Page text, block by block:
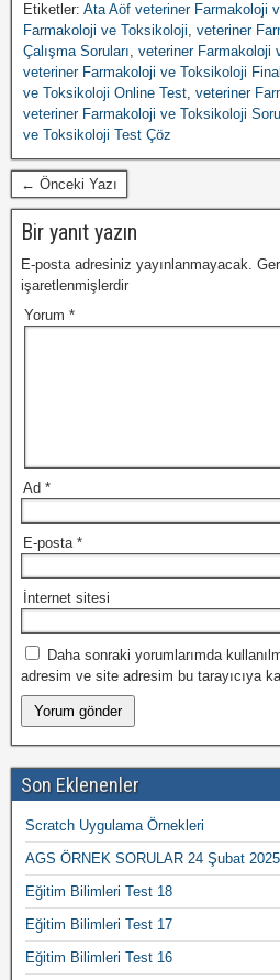
Etiketler: Ata Aöf veteriner Farmakoloji
Farmakoloji ve Toksikoloji, veteriner
Çalışma Soruları, veteriner Farmakoloji
veteriner Farmakoloji ve Toksikoloji
ve Toksikoloji Online Test, veteriner
veteriner Farmakoloji ve Toksikoloji
ve Toksikoloji Test Çöz
← Önceki Yazı
Bir yanıt yazın
E-posta adresiniz yayınlanmayacak.
işaretlenmişlerdir
Yorum *
Ad *
E-posta *
İnternet sitesi
Daha sonraki yorumlarımda
adresim ve site adresim bu tarayıcıya
Son Eklenenler
Scratch Uygulama Örnekleri
AGS ÖRNEK SORULAR 24 Şubat 2025
Eğitim Bilimleri Test 18
Eğitim Bilimleri Test 17
Eğitim Bilimleri Test 16